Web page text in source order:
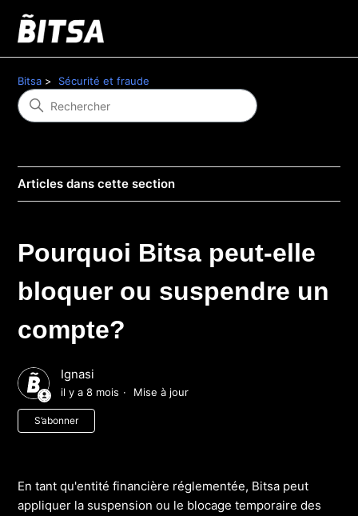
Bitsa Sécurité et fraude
Articles dans cette section
Pourquoi Bitsa peut-elle
bloquer ou suspendre un
compte?
Ignasi
il y a 8 mois Mise à jour
S’abonner
En tant qu'entité financière réglementée, Bitsa peut
appliquer la suspension ou le blocage temporaire des